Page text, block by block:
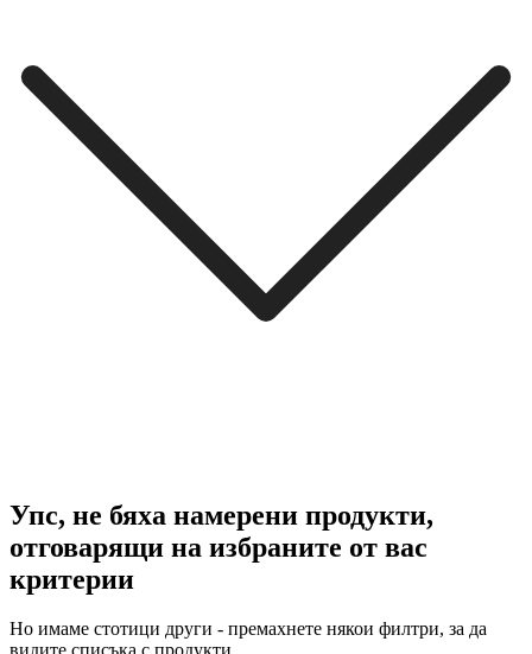
Упс, не бяха намерени продукти,
отговарящи на избраните от вас
критерии
Но имаме стотици други - премахнете някои филтри, за да